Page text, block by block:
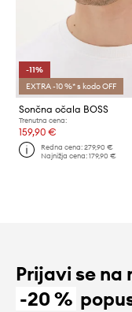
-11%
EXTRA -10 %* s kodo OFF
Sončna očala BOSS
Trenutna cena:
159,90 €
Redna cena:279,90 €
Najnižja cena:179,90 €
Prijavi se na
-20 %